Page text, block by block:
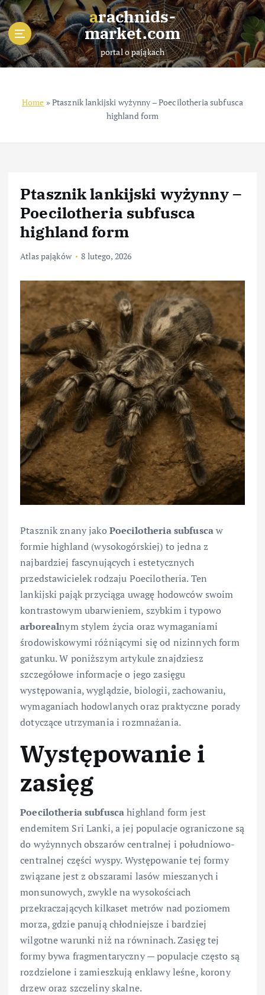
S
k
i
p
t
e
arachnids-
market.com
portal o pająkach
Home » Ptasznik lankijski wyżynny – Poecilotheria subfusca
highland form
Ptasznik lankijski wyżynny –
Poecilotheria subfusca
highland form
Atlas pająków 8 lutego, 2026
Ptasznik znany jakoPoecilotheria subfuscaw
formie highland (wysokogórskiej) to jedna z
najbardziej fascynujących i estetycznych
przedstawicielek rodzaju Poecilotheria. Ten
lankijski pająk przyciąga uwagę hodowców swoim
kontrastowym ubarwieniem, szybkim i typowo
arborealnym stylem życia oraz wymaganiami
środowiskowymi różniącymi się od nizinnych form
gatunku. W poniższym artykule znajdziesz
szczegółowe informacje o jego zasięgu
występowania, wyglądzie, biologii, zachowaniu,
wymaganiach hodowlanych oraz praktyczne porady
dotyczące utrzymania i rozmnażania.
Występowanie i
zasięg
Poecilotheria subfuscahighland form jest
endemitem Sri Lanki, a jej populacje ograniczone są
do wyżynnych obszarów centralnej i południowo-
centralnej części wyspy. Występowanie tej formy
związane jest z obszarami lasów mieszanych i
monsunowych, zwykle na wysokościach
przekraczających kilkaset metrów nad poziomem
morza, gdzie panują chłodniejsze i bardziej
wilgotne warunki niż na równinach. Zasięg tej
formy bywa fragmentaryczny — populacje często są
rozdzielone i zamieszkują enklawy leśne, korony
drzew oraz szczeliny skalne.